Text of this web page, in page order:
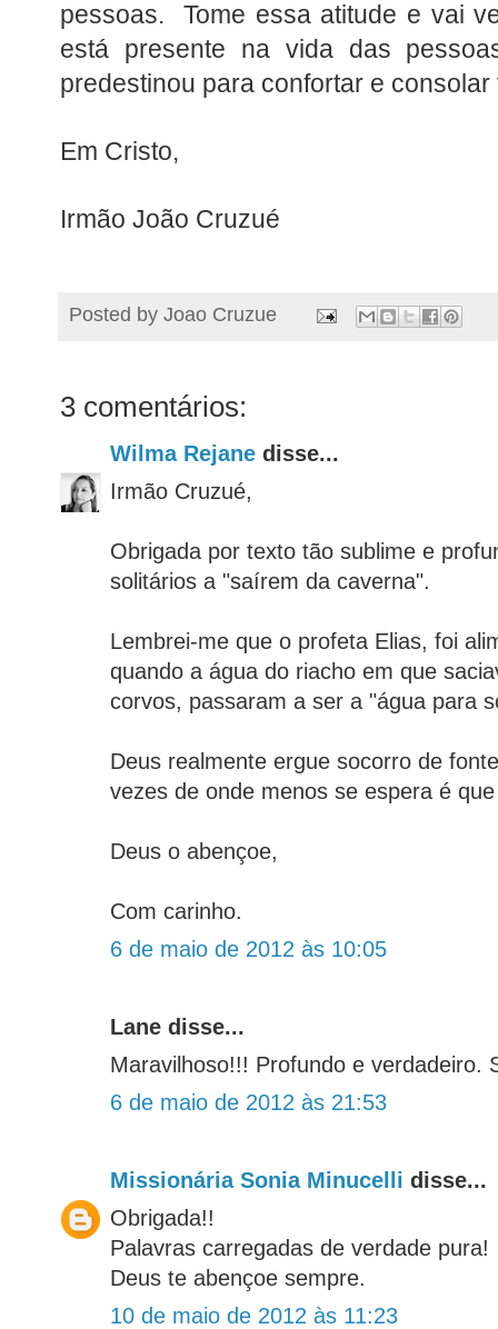
pessoas. Tome essa atitude e vai
está presente na vida das
predestinou para confortar e consolar
Em Cristo,
Irmão João Cruzué
Posted by Joao Cruzue
3 comentários:
Wilma Rejane disse...
Irmão Cruzué,
Obrigada por texto tão sublime e
solitários a "saírem da caverna".
Lembrei-me que o profeta Elias, foi
quando a água do riacho em que
corvos, passaram a ser a "água para
Deus realmente ergue socorro de
vezes de onde menos se espera é
Deus o abençoe,
Com carinho.
6 de maio de 2012 às 10:05
Lane disse...
Maravilhoso!!! Profundo e verdadeiro.
6 de maio de 2012 às 21:53
Missionária Sonia Minucelli disse...
Obrigada!!
Palavras carregadas de verdade pura!
Deus te abençoe sempre.
10 de maio de 2012 às 11:23